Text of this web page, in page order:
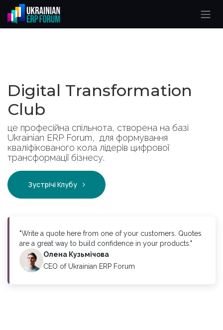
Skip to Content
Digital Transformation
Club
це професійна спільнота, створена на базі
Ukrainian ERP Forum, для формування
кваліфікованого кола лідерів цифрової
трансформації бізнесу.
Зустрічі Клубу
"Write a quote here from one of your customers. Quotes
are a great way to build confidence in your products."
Олена Кузьмічова
CEO of Ukrainian ERP Forum